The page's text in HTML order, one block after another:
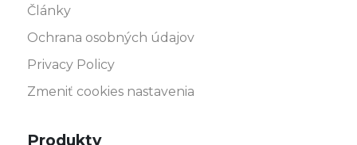
Články
Ochrana osobných údajov
Privacy Policy
Zmeniť cookies nastavenia
Produkty